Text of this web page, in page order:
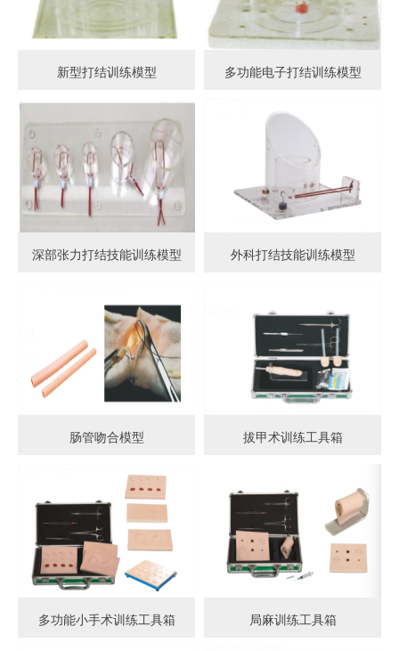
新型打结训练模型 多功能电子打结训练模型
深部张力打结技能训练模型 外科打结技能训练模型
肠管吻合模型 拔甲术训练工具箱
多功能小手术训练工具箱 局麻训练工具箱